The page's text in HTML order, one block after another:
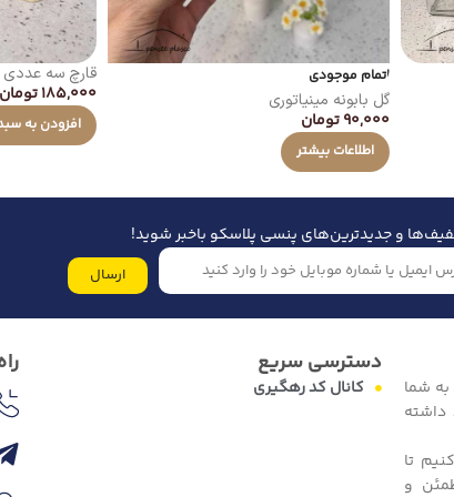
اتمام موجودی
گل بابونه مینیاتوری
90,000تومان
اطلاعات بیشتر
قارچ سه عددی
185,000تومان
افزودن به
و جدیدترین‌های پنسی پلاسکو باخبر شوید!
ارسال
به شما
داشته
تا
و
دسترسی سریع
کانال کد رهگیری